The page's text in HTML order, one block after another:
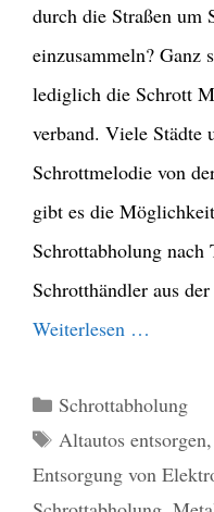
durch die Straßen um
einzusammeln? Ganz
lediglich die Schrott
verband. Viele Städte
Schrottmelodie von
gibt es die
Schrottabholung nach
Schrotthändler aus
Weiterlesen …
Kategorien
Schrottabholung
Schlagwörter
Altautos entsorgen,
Entsorgung von